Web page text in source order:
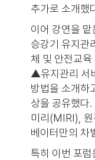
추가로 소개했
이어 강연을
승강기 유지관
체 및 안전교
▲유지관리 서
방법을 소개하
상을 공유했다
미리(MIRI),
베이터만의 차
특히 이번 포